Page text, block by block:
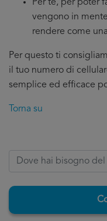
Per te, per poter
vengono in
rendere come
Per questo ti
il tuo numero di
semplice ed efficace
Torna su